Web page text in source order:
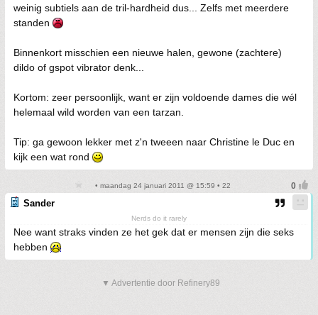
weinig subtiels aan de tril-hardheid dus... Zelfs met meerdere
standen
Binnenkort misschien een nieuwe halen, gewone (zachtere)
dildo of gspot vibrator denk...
Kortom: zeer persoonlijk, want er zijn voldoende dames die wél
helemaal wild worden van een tarzan.
Tip: ga gewoon lekker met z'n tweeen naar Christine le Duc en
kijk een wat rond
• maandag 24 januari 2011 @ 15:59 • 22
Sander
Nerds do it rarely
Nee want straks vinden ze het gek dat er mensen zijn die seks
hebben
▼ Advertentie door Refinery89